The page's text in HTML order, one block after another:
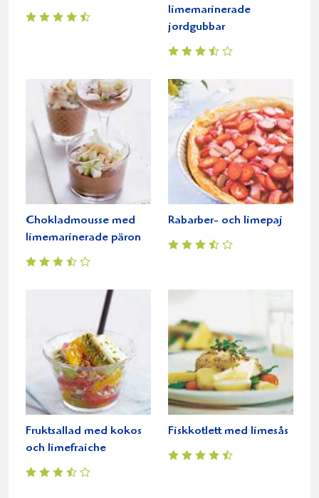
limemarinerade
jordgubbar
Chokladmousse med
limemarinerade päron
Rabarber- och limepaj
Fruktsallad med kokos
och limefraiche
Fiskkotlett med limesås